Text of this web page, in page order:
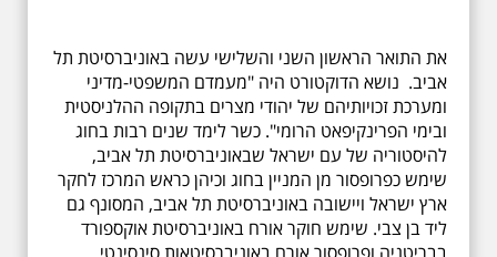
את התואר הראשון השני והשלישי עשה באוניברסיטת תל
אביב. נושא הדוקטורט היה "מעמדם המשפטי-מדיני
ומערכת זכויותיהם של יהודי מצרים בתקופה ההלניסטית
ובימי הפרינקיפאט הרומי". כשר לימד שנים רבות בחוג
להיסטוריה של עם ישראל שבאוניברסיטת תל אביב,
שימש כפרופסור מן המניין בחוג וכיהן כראש המרכז לחקר
ארץ ישראל ויישובה באוניברסיטת תל אביב, המסונף גם
ליד בן צבי. שימש חוקר אורח באוניברסיטת אוקספורד